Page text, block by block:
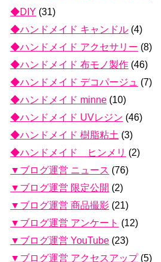
◆DIY (31)
◆ハンドメイド キャンドル (4)
◆ハンドメイド アクセサリー (8)
◆ハンドメイド 布モノ製作 (46)
◆ハンドメイド デコパージュ (7)
◆ハンドメイド minne (10)
◆ハンドメイド UVレジン (46)
◆ハンドメイド 樹脂粘土 (3)
◆ハンドメイド ヒンメリ (2)
▼ブログ運営 ニュース (76)
▼ブログ運営 限定公開 (2)
▼ブログ運営 商品撮影 (21)
▼ブログ運営 アンケート (12)
▼ブログ運営 YouTube (23)
▼ブログ運営 アクセスアップ(5)